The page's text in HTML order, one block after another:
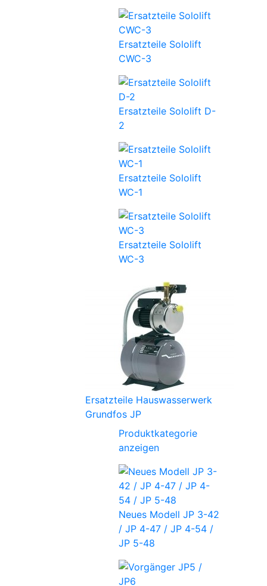
Ersatzteile Sololift
CWC-3
Ersatzteile Sololift D-
2
Ersatzteile Sololift
WC-1
Ersatzteile Sololift
WC-3
Ersatzteile Hauswasserwerk
Grundfos JP
Produktkategorie
anzeigen
Neues Modell JP 3-42
/ JP 4-47 / JP 4-54 /
JP 5-48